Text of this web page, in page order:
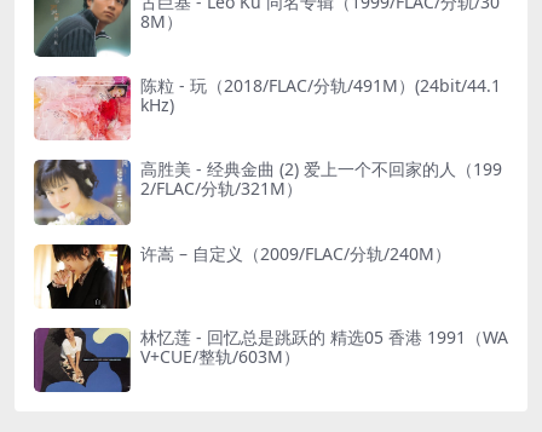
8M）
陈粒 - 玩（2018/FLAC/分轨/491M）(24bit/44.1
kHz)
高胜美 - 经典金曲 (2) 爱上一个不回家的人（199
2/FLAC/分轨/321M）
许嵩 – 自定义（2009/FLAC/分轨/240M）
林忆莲 - 回忆总是跳跃的 精选05 香港 1991（WA
V+CUE/整轨/603M）